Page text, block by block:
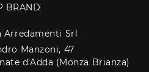
BRAND
Arredamenti Srl
Manzoni, 47
d'Adda (Monza Brianza)